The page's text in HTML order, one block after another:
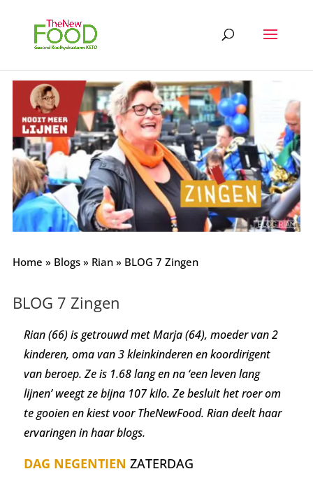
Home » Blogs» Rian» BLOG 7 Zingen
BLOG 7 Zingen
Rian (66) is getrouwd met Marja (64), moeder van 2
kinderen, oma van 3 kleinkinderen en koordirigent
van beroep. Ze is 1.68 lang en na ‘een leven lang
lijnen’ weegt ze bijna 107 kilo. Ze besluit het roer om
te gooien en kiest voor TheNewFood. Rian deelt haar
ervaringen in haar blogs.
DAG NEGENTIENZATERDAG